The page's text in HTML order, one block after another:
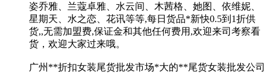
姿乔雅、兰蔻卓雅、水云间、木茜格、她图、依维妮、
星期天、水之恋、花讯等等,每日货品*新快0.5到1折供
货,,无需加盟费,保证金和其他任何费用,欢迎来司考察看
货，欢迎大家过来哦。
广州**折扣女装尾货批发市场*大的**尾货女装批发公司